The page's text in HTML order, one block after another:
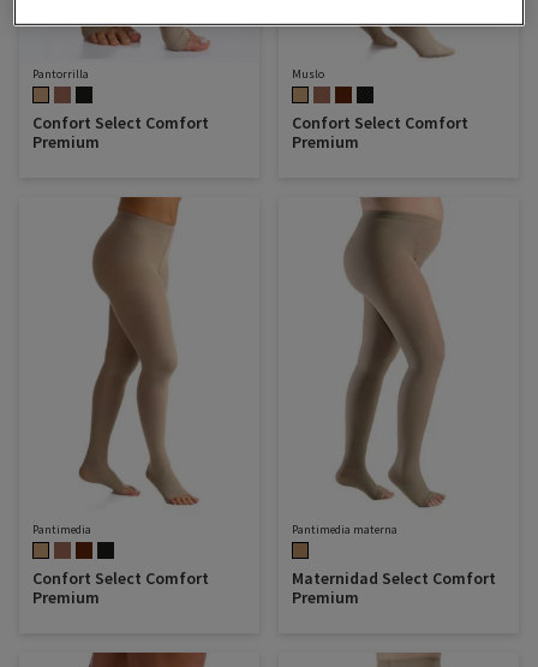
Pantorrilla
Confort Select Comfort
Premium
Muslo
Confort Select Comfort
Premium
Pantimedia
Confort Select Comfort
Premium
Pantimedia materna
Maternidad Select Comfort
Premium